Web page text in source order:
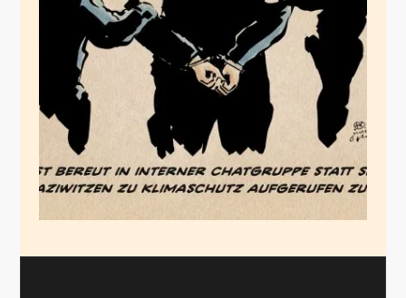
Der aktuelle Stand
Mai 1, 2025